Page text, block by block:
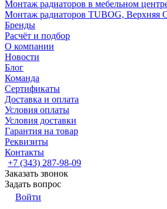
Монтаж радиаторов в мебельном
Монтаж радиаторов TUBOG, Верхняя
Бренды
Расчёт и подбор
О компании
Новости
Блог
Команда
Сертификаты
Доставка и оплата
Условия оплаты
Условия доставки
Гарантия на товар
Реквизиты
Контакты
+7 (343) 287-98-09
Заказать звонок
Задать вопрос
Войти